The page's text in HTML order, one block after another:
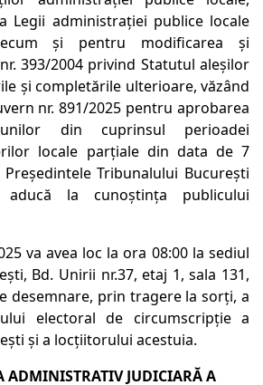
Legii administraţiei publice locale
şi pentru modificarea şi
393/2004 privind Statutul aleşilor
şi completările ulterioare, văzând
nr. 891/2025 pentru aprobarea
din cuprinsul perioadei
locale parţiale din data de 7
Tribunalului București
la cunoștința publicului
va avea loc la ora 08:00 la sediul
Bd. Unirii nr.37, etaj 1, sala 131,
desemnare, prin tragere la sorţi, a
electoral de circumscripţie a
şi a locţiitorului acestuia.
ADMINISTRATIV JUDICIARĂ A